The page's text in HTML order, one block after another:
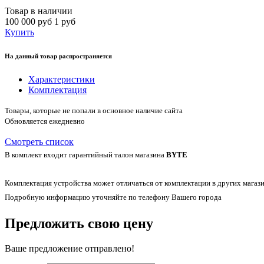
Товар в наличии
100 000 руб 1 руб
Купить
На данный товар распространяется
Характеристики
Комплектация
Товары, которые не попали в основное наличие сайта
Обновляется ежедневно
Смотреть список
В комплект входит гарантийный талон магазина BYTE
Комплектация устройства может отличаться от комплектации в других
Подробную информацию уточняйте по телефону Вашего города
Предложить свою цену
Ваше предложение отправлено!